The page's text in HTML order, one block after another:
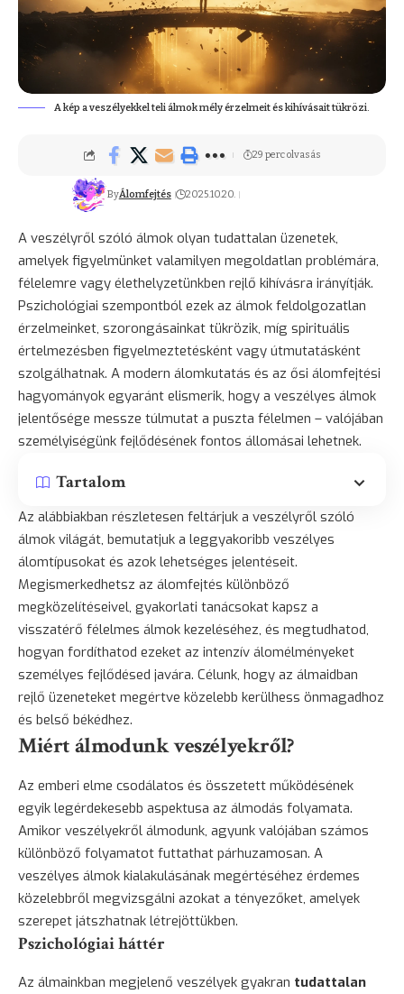
A kép a veszélyekkel teli álmok mély érzelmeit és kihívásait tükrözi.
ByÁlomfejtés 2025.10.20.
29 perc olvasás
A veszélyről szóló álmok olyan tudattalan üzenetek,
amelyek figyelmünket valamilyen megoldatlan problémára,
félelemre vagy élethelyzetünkben rejlő kihívásra irányítják.
Pszichológiai szempontból ezek az álmok feldolgozatlan
érzelmeinket, szorongásainkat tükrözik, míg spirituális
értelmezésben figyelmeztetésként vagy útmutatásként
szolgálhatnak. A modern álomkutatás és az ősi álomfejtési
hagyományok egyaránt elismerik, hogy a veszélyes álmok
jelentősége messze túlmutat a puszta félelmen – valójában
személyiségünk fejlődésének fontos állomásai lehetnek.
Tartalom
Az alábbiakban részletesen feltárjuk a veszélyről szóló
álmok világát, bemutatjuk a leggyakoribb veszélyes
álomtípusokat és azok lehetséges jelentéseit.
Megismerkedhetsz az álomfejtés különböző
megközelítéseivel, gyakorlati tanácsokat kapsz a
visszatérő félelmes álmok kezeléséhez, és megtudhatod,
hogyan fordíthatod ezeket az intenzív álomélményeket
személyes fejlődésed javára. Célunk, hogy az álmaidban
rejlő üzeneteket megértve közelebb kerülhess önmagadhoz
és belső békédhez.
Miért álmodunk veszélyekről?
Az emberi elme csodálatos és összetett működésének
egyik legérdekesebb aspektusa az álmodás folyamata.
Amikor veszélyekről álmodunk, agyunk valójában számos
különböző folyamatot futtathat párhuzamosan. A
veszélyes álmok kialakulásának megértéséhez érdemes
közelebbről megvizsgálni azokat a tényezőket, amelyek
szerepet játszhatnak létrejöttükben.
Pszichológiai háttér
Az álmainkban megjelenő veszélyek gyakran tudattalan